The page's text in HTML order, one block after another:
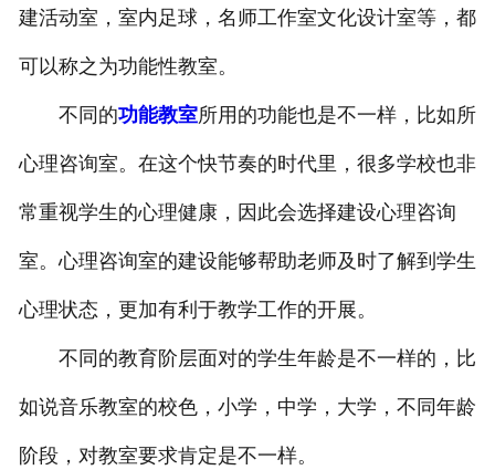
建活动室，室内足球，名师工作室文化设计室等，都
可以称之为功能性教室。
不同的功能教室所用的功能也是不一样，比如所
心理咨询室。在这个快节奏的时代里，很多学校也非
常重视学生的心理健康，因此会选择建设心理咨询
室。心理咨询室的建设能够帮助老师及时了解到学生
心理状态，更加有利于教学工作的开展。
不同的教育阶层面对的学生年龄是不一样的，比
如说音乐教室的校色，小学，中学，大学，不同年龄
阶段，对教室要求肯定是不一样。